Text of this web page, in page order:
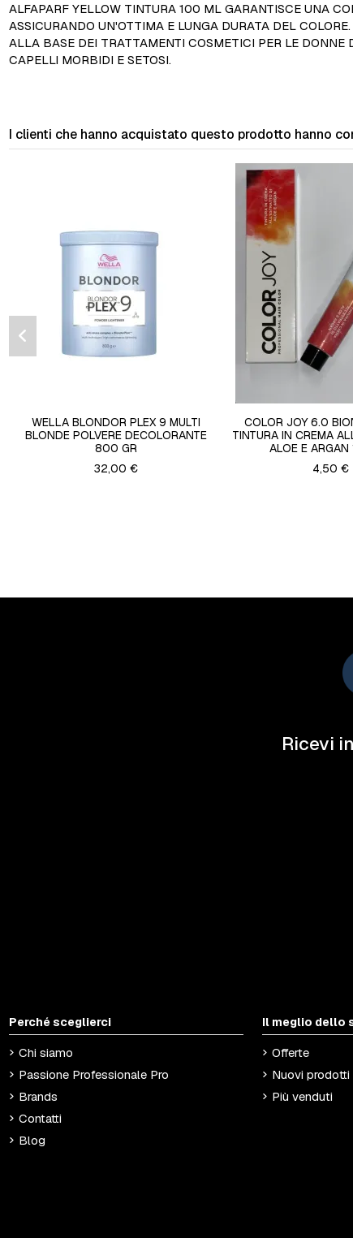
ALFAPARF YELLOW TINTURA 100 ML GARANTISCE UNA
ASSICURANDO UN'OTTIMA E LUNGA DURATA DEL
ALLA BASE DEI TRATTAMENTI COSMETICI PER LE DONNE
CAPELLI MORBIDI E SETOSI.
I clienti che hanno acquistato questo prodotto hanno
WELLA BLONDOR PLEX 9 MULTI
BLONDE POLVERE DECOLORANTE
800 GR
32,00 €
COLOR JOY 6.0
TINTURA IN CREMA
ALOE E
4,50 €
Ricevi
Perché sceglierci
Chi siamo
Passione Professionale Pro
Brands
Contatti
Blog
Il meglio dello
Offerte
Nuovi prodotti
Più venduti